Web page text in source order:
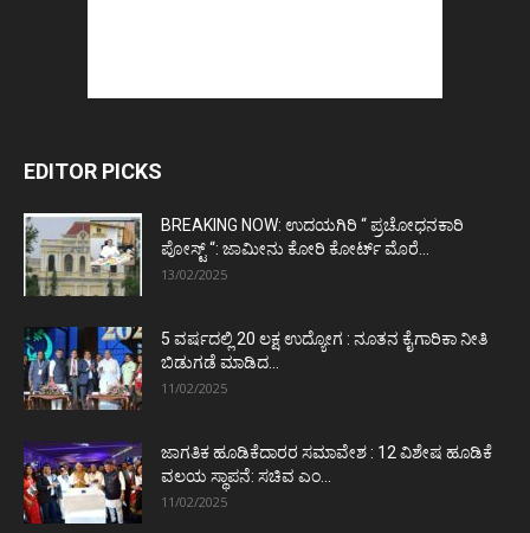
EDITOR PICKS
BREAKING NOW: ಉದಯಗಿರಿ “ ಪ್ರಚೋಧನಕಾರಿ
ಪೋಸ್ಟ್‌ “: ಜಾಮೀನು ಕೋರಿ ಕೋರ್ಟ್‌ ಮೊರೆ...
13/02/2025
5 ವರ್ಷದಲ್ಲಿ 20 ಲಕ್ಷ ಉದ್ಯೋಗ : ನೂತನ ಕೈಗಾರಿಕಾ ನೀತಿ
ಬಿಡುಗಡೆ ಮಾಡಿದ...
11/02/2025
ಜಾಗತಿಕ ಹೂಡಿಕೆದಾರರ ಸಮಾವೇಶ : 12 ವಿಶೇಷ ಹೂಡಿಕೆ
ವಲಯ ಸ್ಥಾಪನೆ: ಸಚಿವ ಎಂ...
11/02/2025